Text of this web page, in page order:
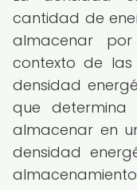
cantidad de
almacenar
contexto de
densidad
que
almacenar en
densidad